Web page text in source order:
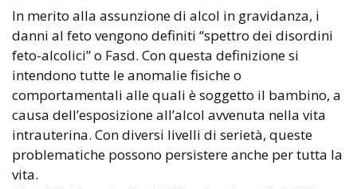
In merito alla assunzione di alcol in gravidanza, i
danni al feto vengono definiti “spettro dei disordini
feto-alcolici” o Fasd. Con questa definizione si
intendono tutte le anomalie fisiche o
comportamentali alle quali è soggetto il bambino, a
causa dell’esposizione all’alcol avvenuta nella vita
intrauterina. Con diversi livelli di serietà, queste
problematiche possono persistere anche per tutta la
vita.